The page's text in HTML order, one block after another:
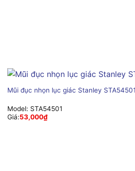
Mũi đục nhọn lục giác Stanley STA54501
Model: STA54501
Giá:53,000₫